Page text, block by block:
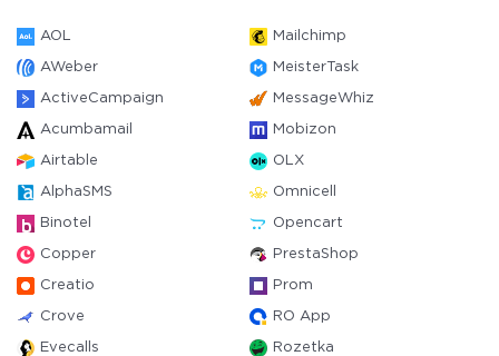
AOL Mailchimp
AWeber MeisterTask
ActiveCampaign MessageWhiz
Acumbamail Mobizon
Airtable OLX
AlphaSMS Omnicell
Binotel Opencart
Copper PrestaShop
Creatio Prom
Crove RO App
Evecalls Rozetka